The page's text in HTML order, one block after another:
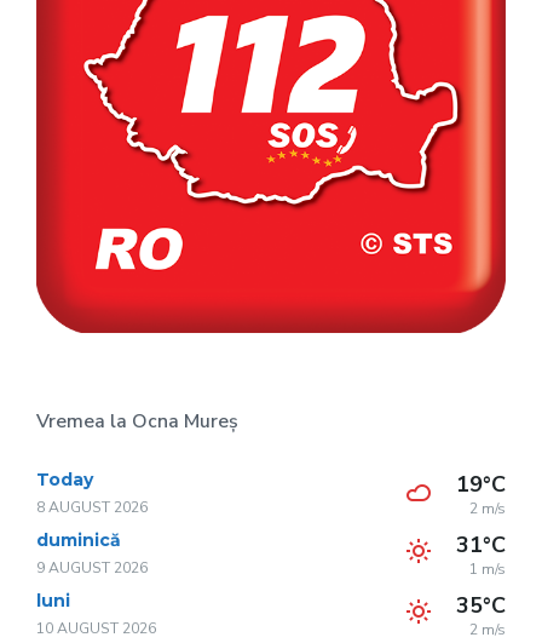
Vremea la Ocna Mureș
Today
8 AUGUST 2026
19°C
2 m/s
duminică
9 AUGUST 2026
31°C
1 m/s
luni
10 AUGUST 2026
35°C
2 m/s